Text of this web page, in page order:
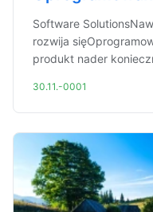
Software
rozwija
produkt nader
30.11.-0001